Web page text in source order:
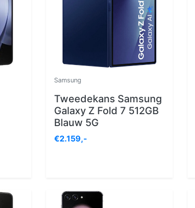
Samsung
Tweedekans Samsung
Galaxy Z Fold 7 512GB
Blauw 5G
€2.159,-